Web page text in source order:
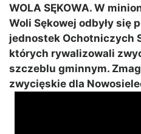
WOLA SĘKOWA. W
Woli Sękowej odbyły się
jednostek Ochotniczych
których rywalizowali
szczeblu gminnym.
zwycięskie dla